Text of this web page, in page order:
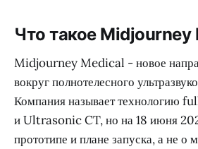
Что такое Midjourney
Midjourney Medical - новое
вокруг полнотелесного
Компания называет технологию
и Ultrasonic CT, но на 18 июня
прототипе и плане запуска, а не о